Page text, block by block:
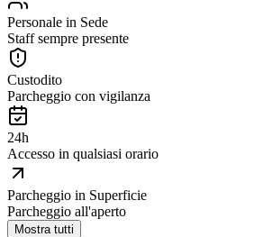
Personale in Sede
Staff sempre presente
Custodito
Parcheggio con vigilanza
24h
Accesso in qualsiasi orario
Parcheggio in Superficie
Parcheggio all'aperto
Mostra tutti